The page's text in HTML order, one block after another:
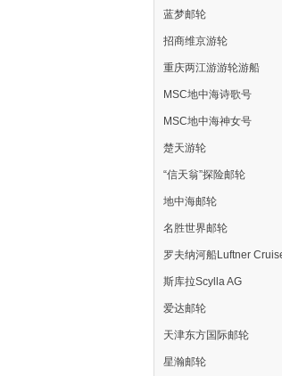
蓝梦邮轮
招商维京游轮
重庆两江游游轮游船
MSC地中海诗歌号
MSC地中海神女号
楚天游轮
“信天翁”探险邮轮
地中海邮轮
名胜世界邮轮
罗夫纳河船Luftner
斯库拉Scylla AG
爱达邮轮
天津东方国际邮轮
星瀚邮轮